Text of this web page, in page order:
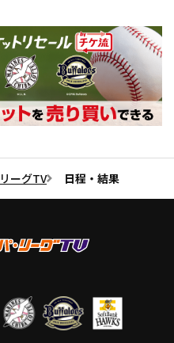
ーグTV 日程・結果